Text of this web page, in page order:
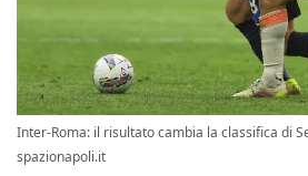
Inter-Roma: il risultato cambia la classifica di
spazionapoli.it